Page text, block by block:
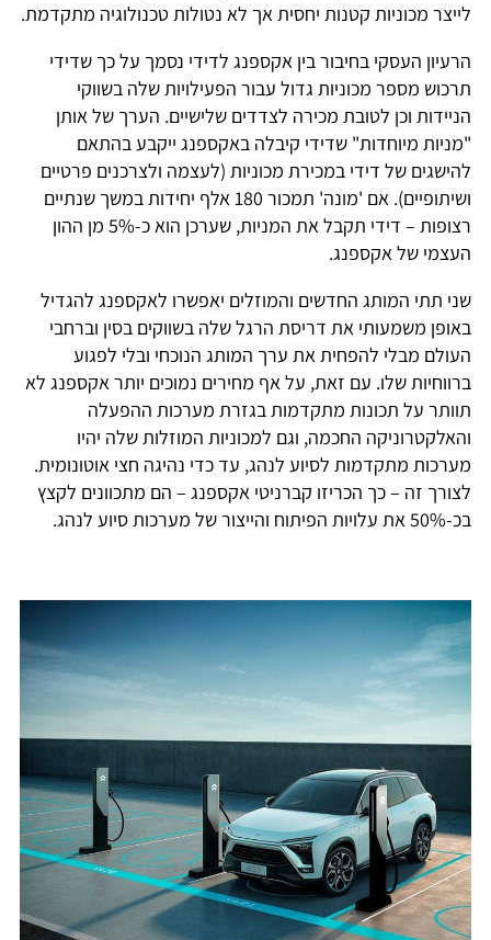
לייצר מכוניות קטנות יחסית אך לא נטולות טכנולוגיה מתקדמת.
הרעיון העסקי בחיבור בין אקספנג לדידי נסמך על כך שדידי
תרכוש מספר מכוניות גדול עבור הפעילויות שלה בשווקי
הניידות וכן לטובת מכירה לצדדים שלישיים. הערך של אותן
"מניות מיוחדות" שדידי קיבלה באקספנג ייקבע בהתאם
להישגים של דידי במכירת מכוניות (לעצמה ולצרכנים פרטיים
ושיתופיים). אם 'מונה' תמכור 180 אלף יחידות במשך שנתיים
רצופות – דידי תקבל את המניות, שערכן הוא כ-5% מן ההון
העצמי של אקספנג.
שני תתי המותג החדשים והמוזלים יאפשרו לאקספנג להגדיל
באופן משמעותי את דריסת הרגל שלה בשווקים בסין וברחבי
העולם מבלי להפחית את ערך המותג הנוכחי ובלי לפגוע
ברווחיות שלו. עם זאת, על אף מחירים נמוכים יותר אקספנג לא
תוותר על תכונות מתקדמות בגזרת מערכות ההפעלה
והאלקטרוניקה החכמה, וגם למכוניות המוזלות שלה יהיו
מערכות מתקדמות לסיוע לנהג, עד כדי נהיגה חצי אוטונומית.
לצורך זה – כך הכריזו קברניטי אקספנג – הם מתכוונים לקצץ
בכ-50% את עלויות הפיתוח והייצור של מערכות סיוע לנהג.